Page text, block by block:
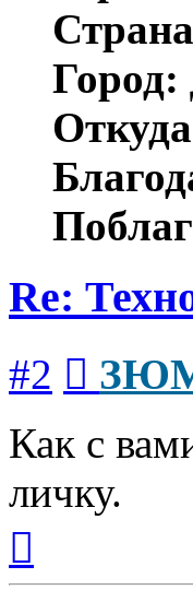
Город:
Re:
#2
Как с
личку.
началу